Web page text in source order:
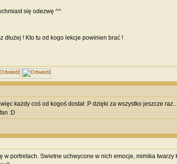
się odezwę ^^
dłużej ! Kto tu od kogo lekcje powinien brać !
każdy coś od kogoś dostał :P dzięki za wszystko jeszcze
:D
w portretach. Swietne uchwycone w nich emocje, mimika twarzy